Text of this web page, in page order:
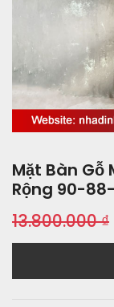
Mặt Bàn Gỗ
Rộng 90-
13.800.000₫